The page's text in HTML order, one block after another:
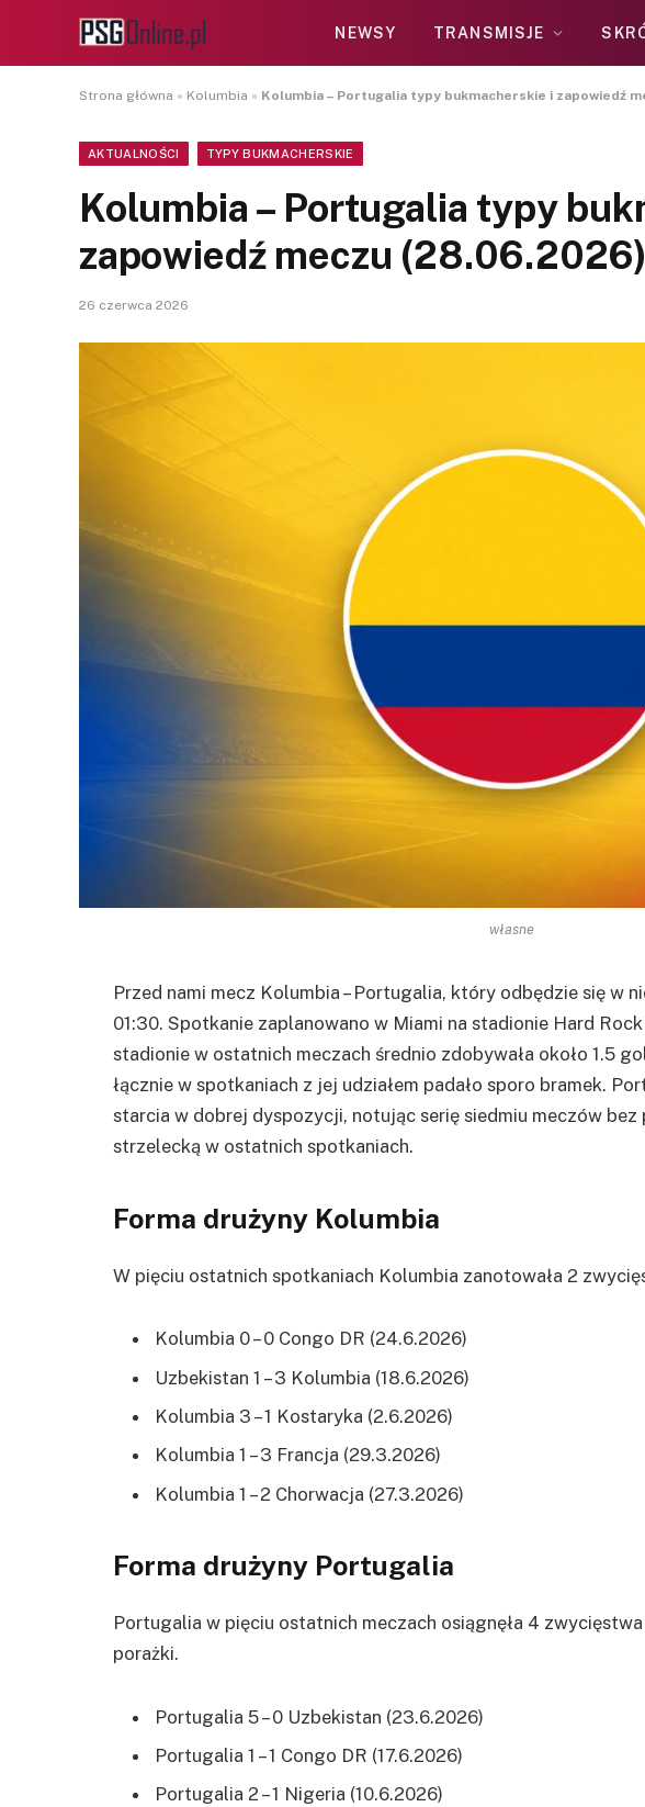
NEWSY TRANSMISJE
Strona główna » Kolumbia » Kolumbia – Portugalia typy bukmacherskie i zapowiedź
AKTUALNOŚCI TYPY BUKMACHERSKIE
Kolumbia – Portugalia typy
zapowiedź meczu (28.06.2026)
26 czerwca 2026
własne
Przed nami mecz Kolumbia – Portugalia, który odbędzie się w
01:30. Spotkanie zaplanowano w Miami na stadionie Hard
stadionie w ostatnich meczach średnio zdobywała około 1.5
łącznie w spotkaniach z jej udziałem padało sporo bramek.
starcia w dobrej dyspozycji, notując serię siedmiu meczów bez
strzelecką w ostatnich spotkaniach.
Forma drużyny Kolumbia
W pięciu ostatnich spotkaniach Kolumbia zanotowała 2
Kolumbia 0 – 0 Congo DR (24.6.2026)
Uzbekistan 1 – 3 Kolumbia (18.6.2026)
Kolumbia 3 – 1 Kostaryka (2.6.2026)
Kolumbia 1 – 3 Francja (29.3.2026)
Kolumbia 1 – 2 Chorwacja (27.3.2026)
Forma drużyny Portugalia
Portugalia w pięciu ostatnich meczach osiągnęła 4
porażki.
Portugalia 5 – 0 Uzbekistan (23.6.2026)
Portugalia 1 – 1 Congo DR (17.6.2026)
Portugalia 2 – 1 Nigeria (10.6.2026)